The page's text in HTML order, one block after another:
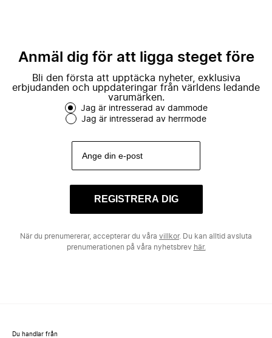
Anmäl dig för att ligga steget före
Bli den första att upptäcka nyheter, exklusiva
erbjudanden och uppdateringar från världens ledande
varumärken.
Jag är intresserad av dammode
Jag är intresserad av herrmode
REGISTRERA DIG
När du prenumererar, accepterar du våra villkor. Du kan alltid avsluta
prenumerationen på våra nyhetsbrev här.
Du handlar från